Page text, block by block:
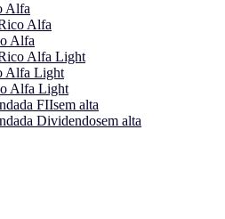
Alfa
Alfa
Alfa
Alfa Light
Alfa Light
Alfa Light
FIIsem alta
Dividendosem alta